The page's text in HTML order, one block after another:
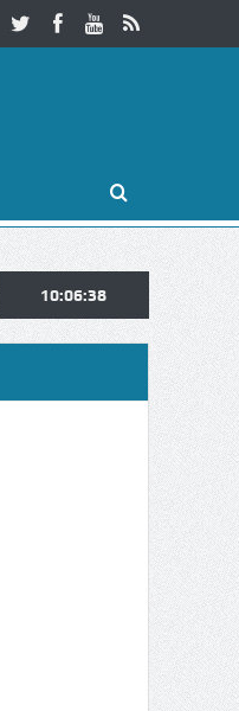
Esposende. Galaicofolia
10:06:39